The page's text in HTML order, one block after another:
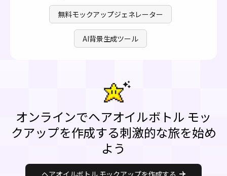
無料モックアップジェネレーター
AI背景生成ツール
オンラインでヘアオイルボトル モッ
クアップを作成する刺激的な旅を始め
よう